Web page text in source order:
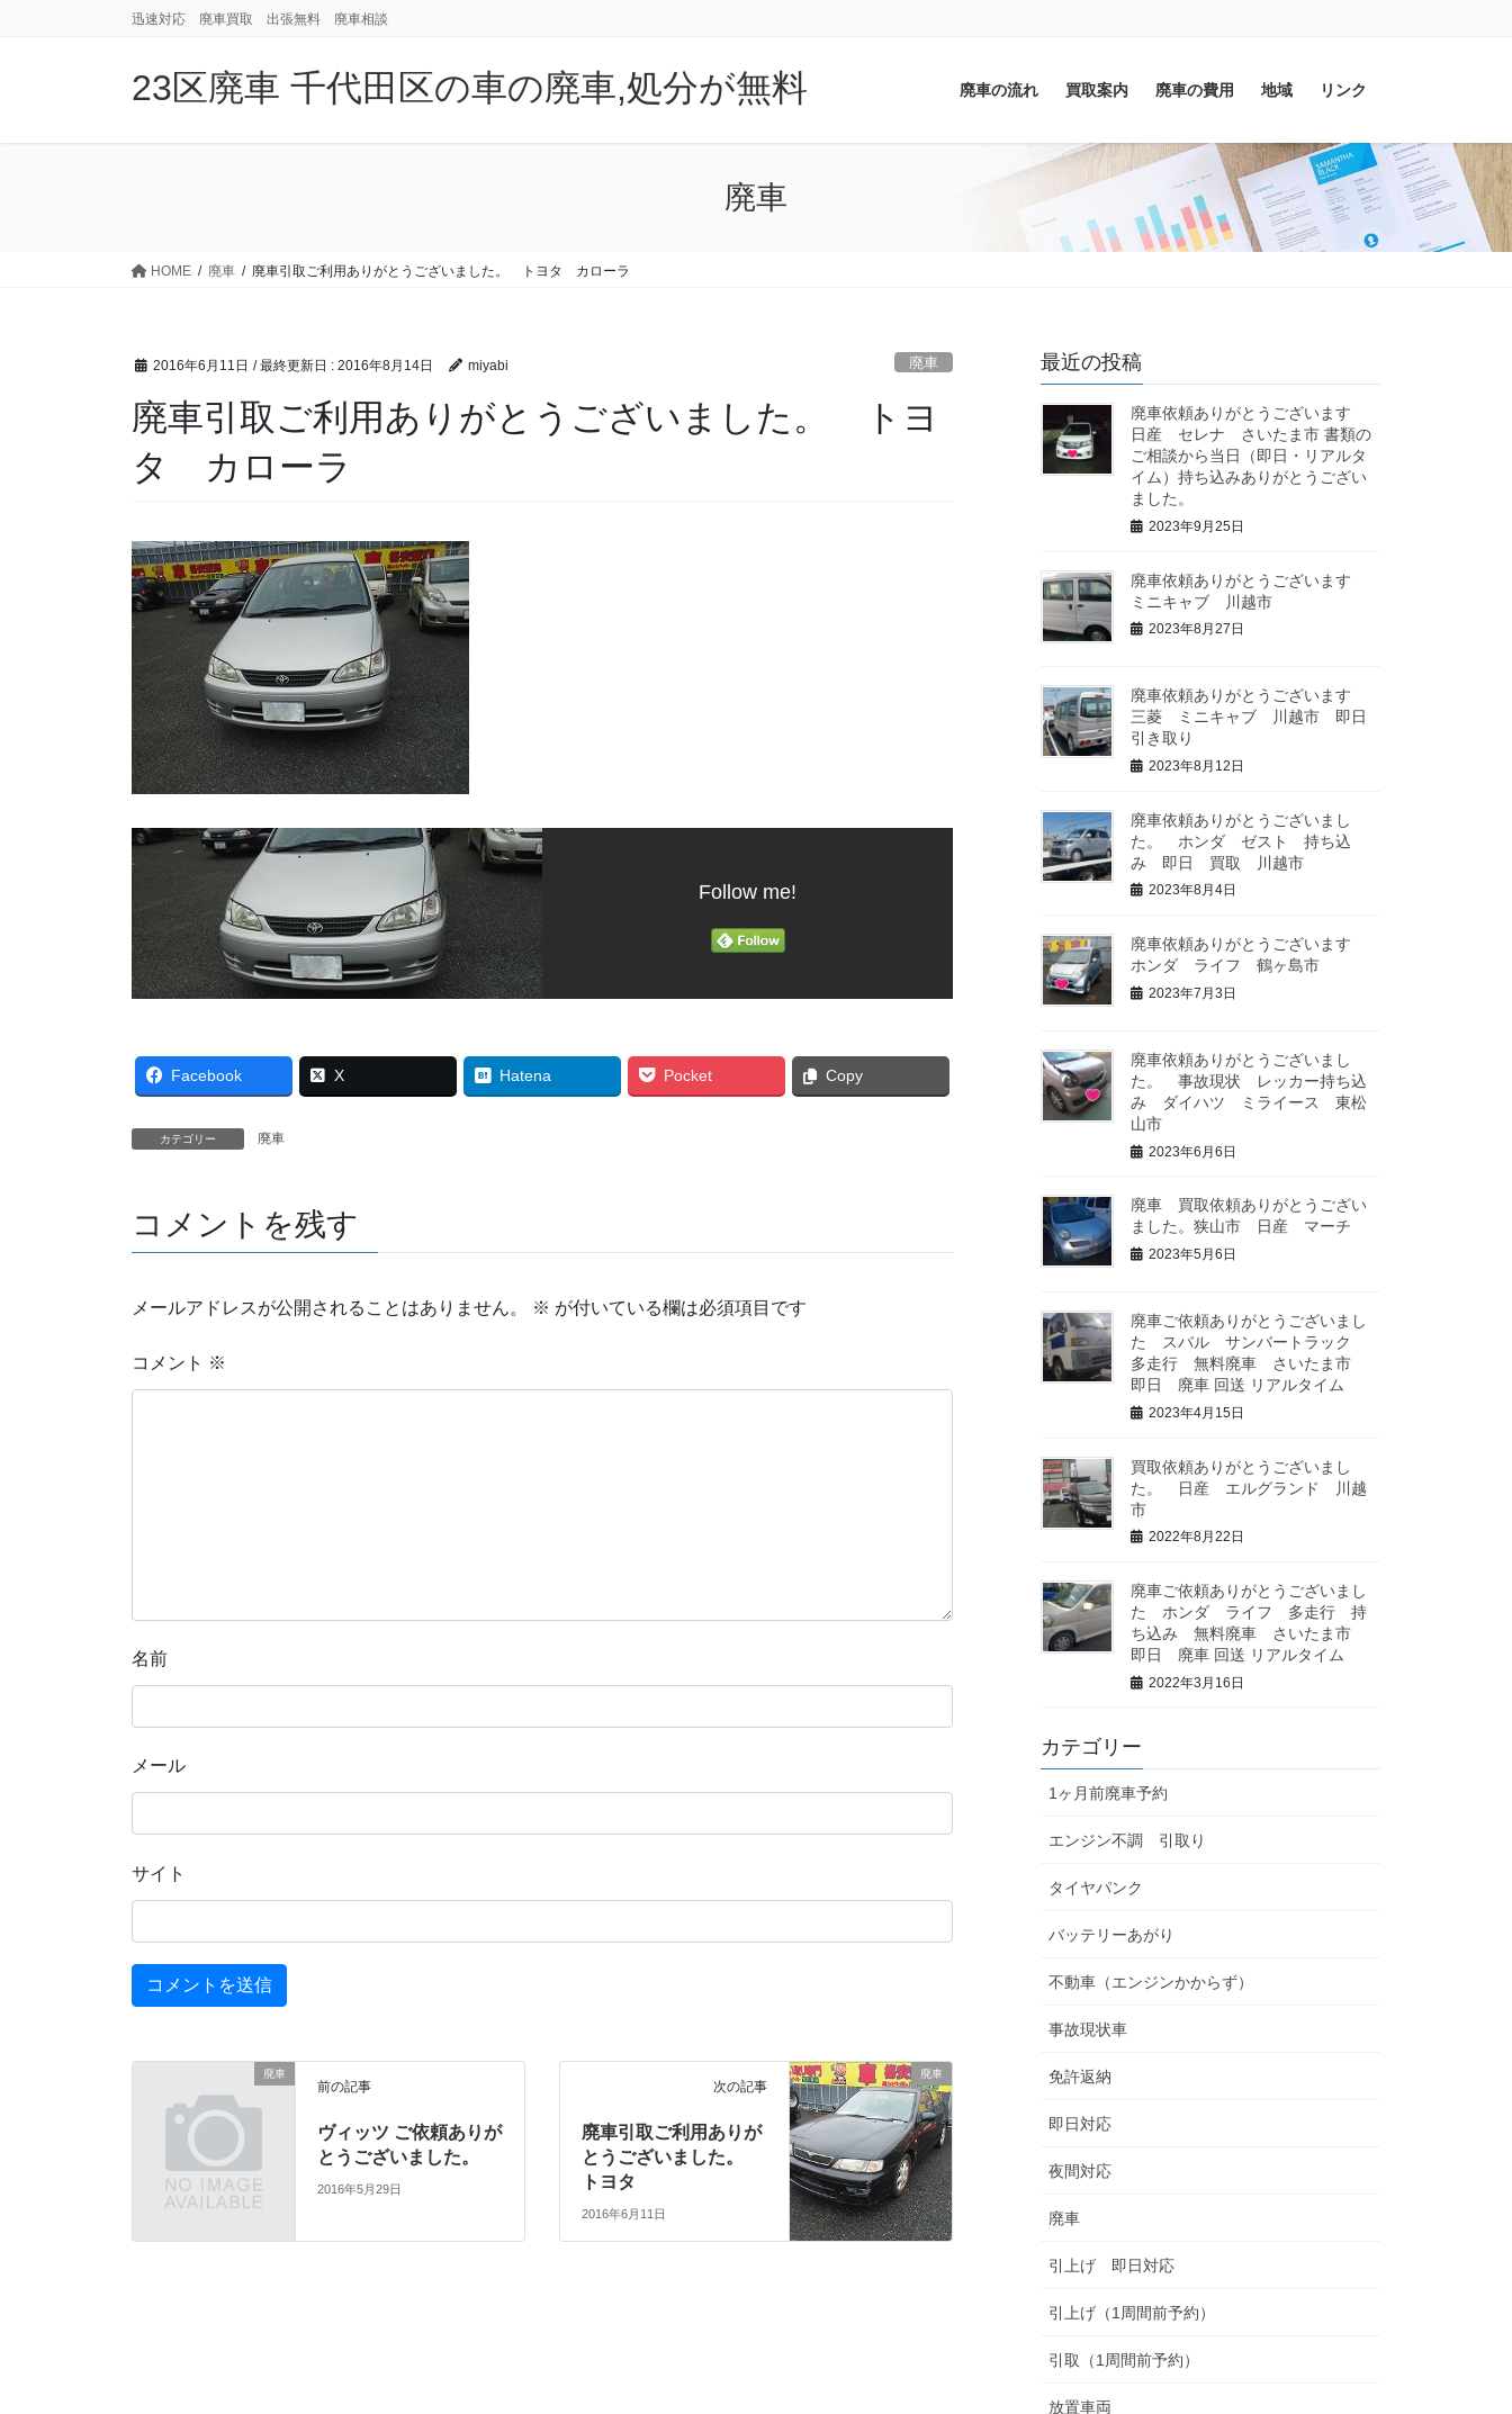
迅速対応 廃車買取 出張無料 廃車相談
23区廃車 千代田区の車の廃車,処分が無料 廃車の流れ 買取案内 廃車の費用 地域 リンク
廃車
HOME 廃車 廃車引取ご利用ありがとうございました。 トヨタ カローラ
2016年6月11日 / 最終更新日 : 2016年8月14日 miyabi 廃車
廃車引取ご利用ありがとうございました。 トヨ
タ カローラ
Follow me!
Facebook X Hatena Pocket Copy
カテゴリー 廃車
コメントを残す
メールアドレスが公開されることはありません。 ※ が付いている欄は必須項目です
コメント ※
名前
メール
サイト
廃車
前の記事
ヴィッツ ご依頼ありが
とうございました。
2016年5月29日
廃車
次の記事
廃車引取ご利用ありが
とうございました。
トヨタ
2016年6月11日
最近の投稿
廃車依頼ありがとうございます
日産 セレナ さいたま市 書類の
ご相談から当日（即日・リアルタ
イム）持ち込みありがとうござい
ました。
2023年9月25日
廃車依頼ありがとうございます
ミニキャブ 川越市
2023年8月27日
廃車依頼ありがとうございます
三菱 ミニキャブ 川越市 即日
引き取り
2023年8月12日
廃車依頼ありがとうございまし
た。 ホンダ ゼスト 持ち込
み 即日 買取 川越市
2023年8月4日
廃車依頼ありがとうございます
ホンダ ライフ 鶴ヶ島市
2023年7月3日
廃車依頼ありがとうございまし
た。 事故現状 レッカー持ち込
み ダイハツ ミライース 東松
山市
2023年6月6日
廃車 買取依頼ありがとうござい
ました。狭山市 日産 マーチ
2023年5月6日
廃車ご依頼ありがとうございまし
た スバル サンバートラック
多走行 無料廃車 さいたま市
即日 廃車 回送 リアルタイム
2023年4月15日
買取依頼ありがとうございまし
た。 日産 エルグランド 川越
市
2022年8月22日
廃車ご依頼ありがとうございまし
た ホンダ ライフ 多走行 持
ち込み 無料廃車 さいたま市
即日 廃車 回送 リアルタイム
2022年3月16日
カテゴリー
1ヶ月前廃車予約
エンジン不調 引取り
タイヤパンク
バッテリーあがり
不動車（エンジンかからず）
事故現状車
免許返納
即日対応
夜間対応
廃車
引上げ 即日対応
引上げ（1周間前予約）
引取（1周間前予約）
放置車両